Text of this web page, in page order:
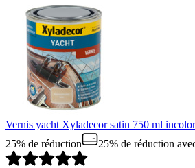
Vernis yacht Xyladecor satin 750 ml
25% de réduction
25% de réduction